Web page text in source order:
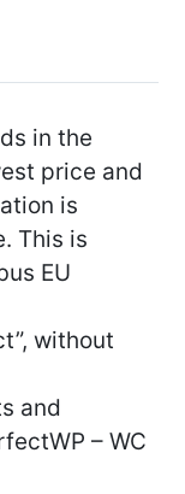
in the
price and
is
This is
EU
without
and
– WC